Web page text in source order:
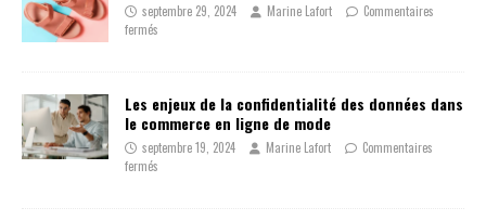
septembre 29, 2024 Marine Lafort
Commentaires
fermés
Les enjeux de la confidentialité des données dans
le commerce en ligne de mode
septembre 19, 2024 Marine Lafort
Commentaires
fermés